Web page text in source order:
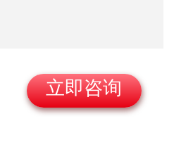
立即咨询